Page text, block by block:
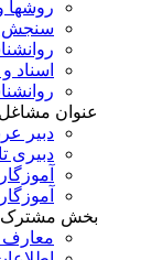
روشها
سنجش
اسناد
عنوان مشاغل
دبير
دبیری
بخش مشترک
معارف